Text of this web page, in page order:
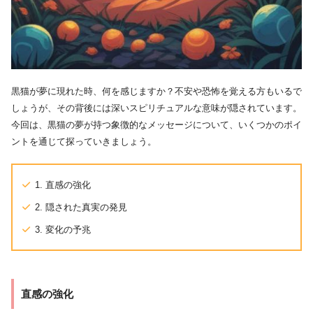
黒猫が夢に現れた時、何を感じますか？不安や恐怖を覚える方もいるで
しょうが、その背後には深いスピリチュアルな意味が隠されています。
今回は、黒猫の夢が持つ象徴的なメッセージについて、いくつかのポイ
ントを通じて探っていきましょう。
1. 直感の強化
2. 隠された真実の発見
3. 変化の予兆
直感の強化